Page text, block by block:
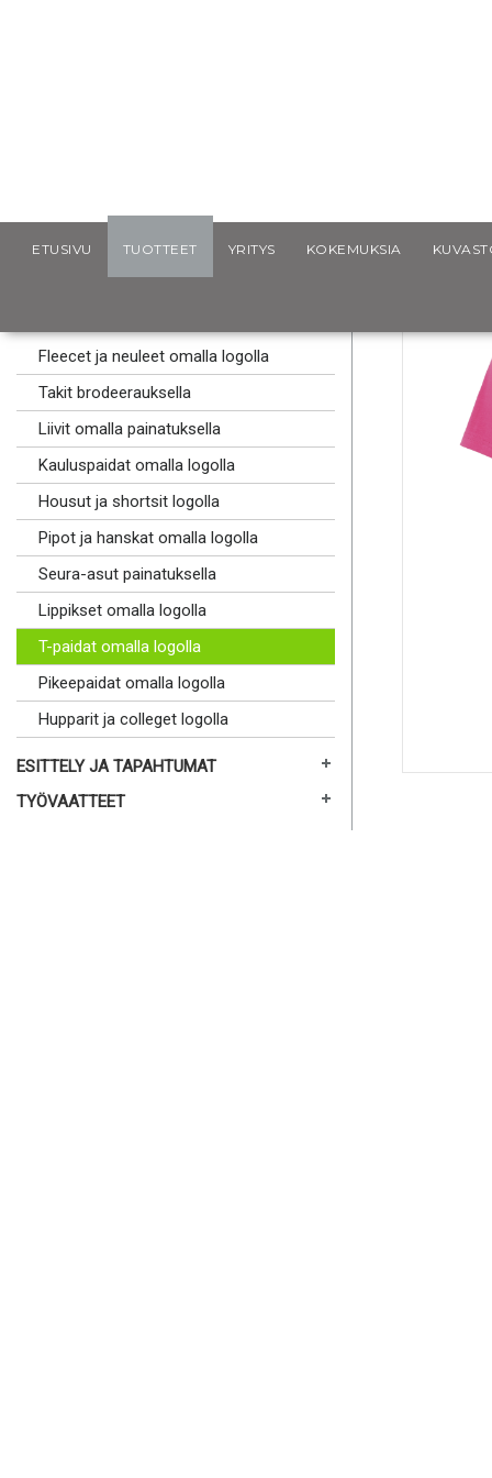
ETUSIVU TUOTTEET YRITYS KOKEMUKSIA
Fleecet ja neuleet omalla logolla
Takit brodeerauksella
Liivit omalla painatuksella
Kauluspaidat omalla logolla
Housut ja shortsit logolla
Pipot ja hanskat omalla logolla
Seura-asut painatuksella
Lippikset omalla logolla
T-paidat omalla logolla
Pikeepaidat omalla logolla
Hupparit ja colleget logolla
ESITTELY JA TAPAHTUMAT
TYÖVAATTEET